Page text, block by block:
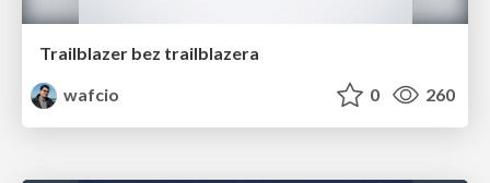
Trailblazer bez trailblazera
wafcio
0 260